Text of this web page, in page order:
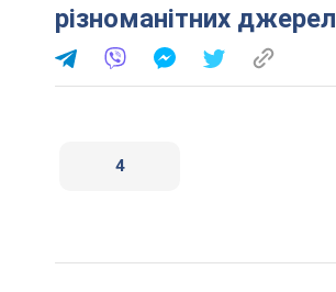
різноманітних
4